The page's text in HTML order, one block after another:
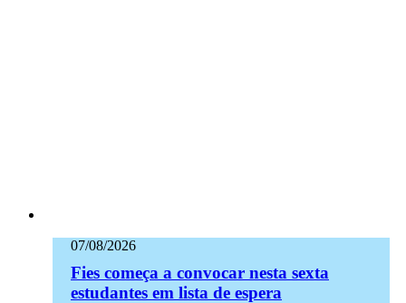
07/08/2026
Fies começa a convocar nesta sexta
estudantes em lista de espera